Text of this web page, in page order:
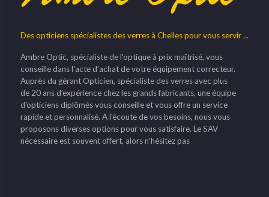
Des opticiens spécialistes des verres à Chelles pour vous servir ...
Ambre Optic, spécialiste de l'optique à prix maîtrisé, vous
conseille dans l'acte d’achat de votre équipement correcteur.
Auprès du gérant Opticien, spécialiste des verres avec plus
de 20 ans d’expérience chez les grands fabricants, une équipe
d'opticiens diplômés vous conseille et vous offre un service
rapide et personnalisé. A l'écoute de vos besoins, nous vous
proposons diverses options pour vous satisfaire. Le SAV
nécessaire est souvent offert, alors n'hésitez pas